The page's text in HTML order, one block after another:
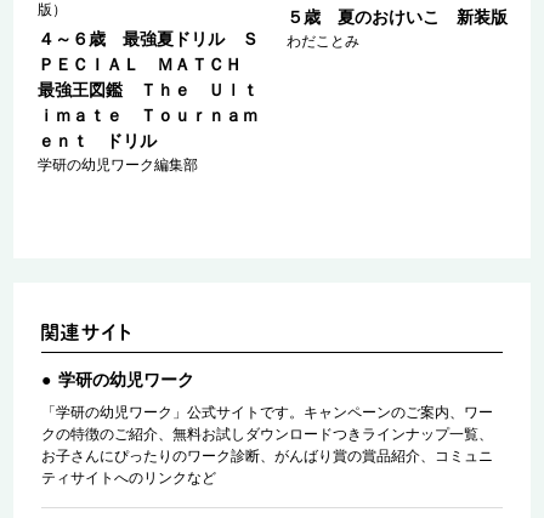
版）
４～６歳 最強夏ドリル Ｓ
ＰＥＣＩＡＬ ＭＡＴＣＨ
最強王図鑑 Ｔｈｅ Ｕｌｔ
ｉｍａｔｅ Ｔｏｕｒｎａｍ
ｅｎｔ ドリル
学研の幼児ワーク編集部
５歳 夏のおけいこ 新装版
わだことみ
学研の幼児ワーク
「学研の幼児ワーク」公式サイトです。キャンペーンのご案内、ワー
クの特徴のご紹介、無料お試しダウンロードつきラインナップ一覧、
お子さんにぴったりのワーク診断、がんばり賞の賞品紹介、コミュニ
ティサイトへのリンクなど